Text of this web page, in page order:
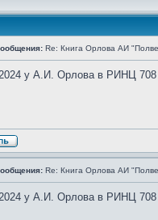
Re: Книга Орлова АИ
у А.И. Орлова в РИНЦ 708
Re: Книга Орлова АИ
у А.И. Орлова в РИНЦ 708